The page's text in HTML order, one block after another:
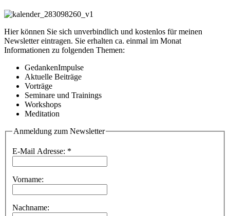
Hier können Sie sich unverbindlich und kostenlos für meinen
Newsletter eintragen. Sie erhalten ca. einmal im Monat
Informationen zu folgenden Themen:
GedankenImpulse
Aktuelle Beiträge
Vorträge
Seminare und Trainings
Workshops
Meditation
Anmeldung zum Newsletter
E-Mail Adresse: *
Vorname:
Nachname: